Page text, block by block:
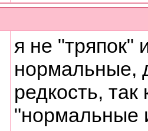
я не "тряпок"
нормальные,
редкость,
"нормальные